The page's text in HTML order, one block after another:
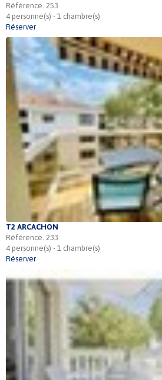
Référence. 253
4 personne(s) - 1 chambre(s)
Réserver
T2 ARCACHON
Référence. 233
4 personne(s) - 1 chambre(s)
Réserver